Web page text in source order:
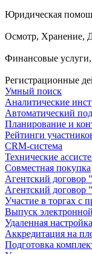
Юридическая
Осмотр, Хранение,
Финансовые
Регистрационные
Умный поиск
Аналитические
Автоматический
Планирование и
Рейтинги
CRM-система
Технические
Совместная покупка
Агентский договор
Агентский договор
Участие в торгах с
Выпуск
Удаленная
Аккредитация на
Подготовка